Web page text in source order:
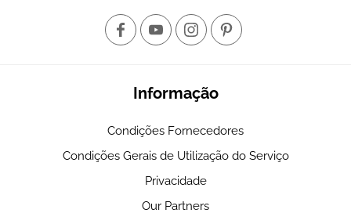
Informação
Condições Fornecedores
Condições Gerais de Utilização do Serviço
Privacidade
Our Partners